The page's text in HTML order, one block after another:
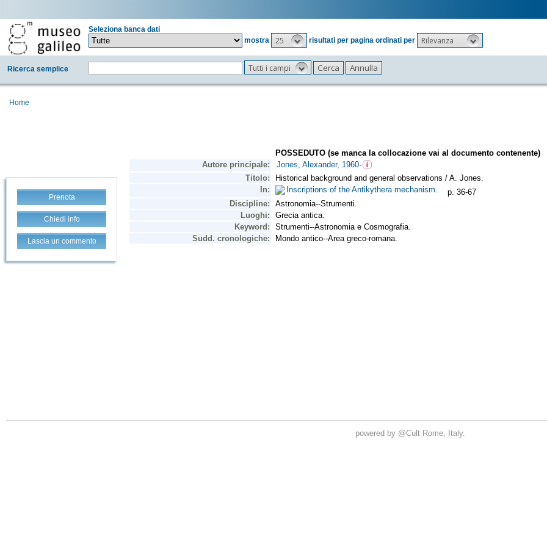
Seleziona banca dati
mostra
25 risultati per pagina ordinati per Rilevanza
Ricerca semplice Tutti i campi
Home
Prenota
Chiedi info
Lascia un commento
powered by @Cult Rome, Italy.